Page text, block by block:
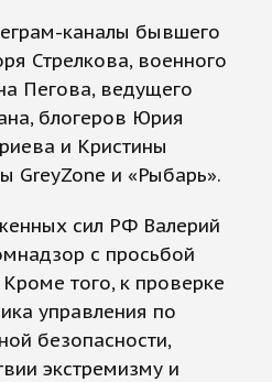
каналы бывшего
Стрелкова, военного
Пегова, ведущего
блогеров Юрия
и Кристины
GreyZone и «Рыбарь».
сил РФ Валерий
с просьбой
того, к проверке
управления по
безопасности,
экстремизму и